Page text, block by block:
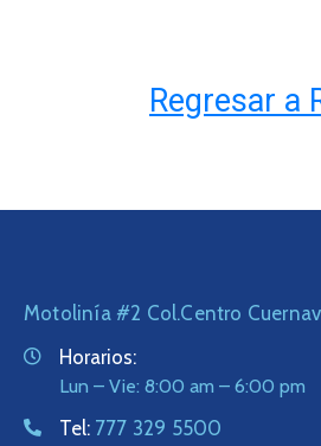
Regresar a
Motolinía #2 Col.Centro
Horarios:
Lun – Vie: 8:00 am – 6:00 pm
Tel: 777 329 5500